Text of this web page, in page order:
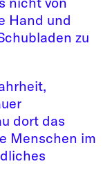
Hand und
zu
dort das
Menschen im